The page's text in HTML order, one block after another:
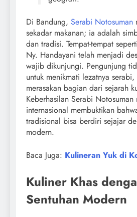
Di Bandung, Serabi Notosuman
sekadar makanan; ia adalah
dan tradisi. Tempat-tempat
Ny. Handayani telah menjadi
wajib dikunjungi. Pengunjung
untuk menikmati lezatnya
merasakan bagian dari sejarah
Keberhasilan Serabi Notosuman
internasional membuktikan
tradisional bisa berdiri sejajar
modern.
Baca Juga: Kulineran Yuk di
Kuliner Khas
Sentuhan Modern